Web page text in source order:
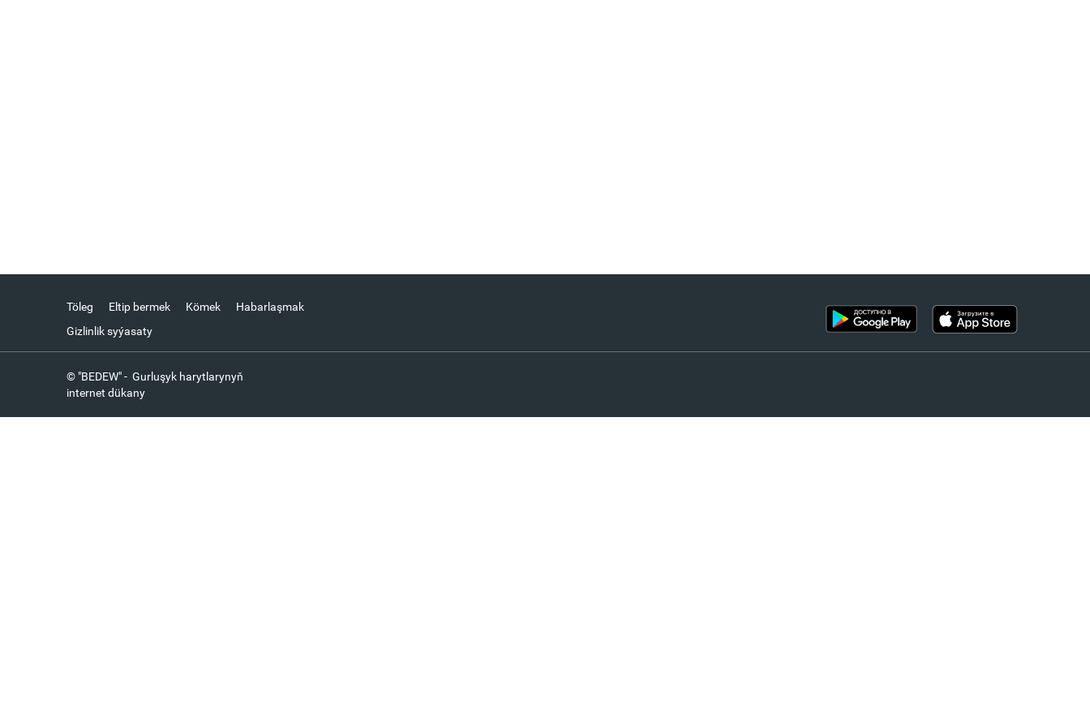
Töleg Eltip bermek Kömek
Habarlaşmak
Gizlinlik syýasaty
© "BEDEW" - Gurluşyk harytlarynyň
internet dükany